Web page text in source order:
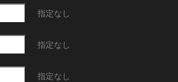
指定なし
指定なし
指定なし